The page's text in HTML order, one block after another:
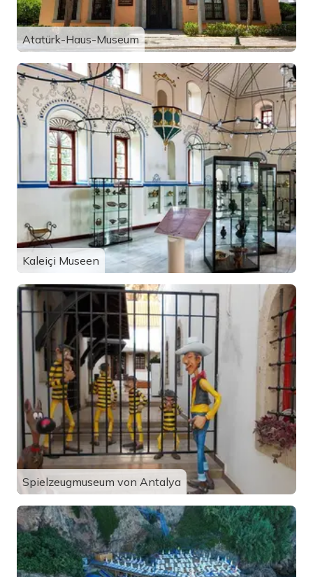
Atatürk-Haus-Museum
Kaleiçi Museen
Spielzeugmuseum von Antalya